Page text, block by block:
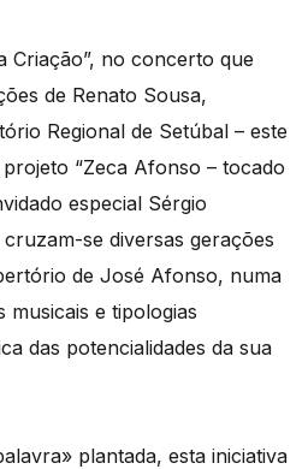
Criação”, no concerto que
de Renato Sousa,
Regional de Setúbal – este
“Zeca Afonso – tocado
especial Sérgio
se diversas gerações
de José Afonso, numa
musicais e tipologias
das potencialidades da sua
plantada, esta iniciativa